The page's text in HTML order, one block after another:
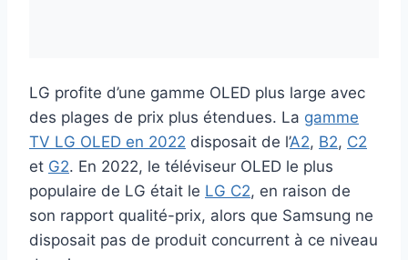
LG profite d’une gamme OLED plus large avec
des plages de prix plus étendues. La gamme
TV LG OLED en 2022 disposait de l’A2, B2, C2
et G2. En 2022, le téléviseur OLED le plus
populaire de LG était le LG C2, en raison de
son rapport qualité-prix, alors que Samsung ne
disposait pas de produit concurrent à ce niveau